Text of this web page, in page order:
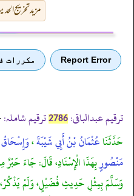
مزید تخریج
Report Error مكررات
ترقیم عبدالباقی: 2786 ترقیم شاملہ:
حَدَّثَنَاعُثْمَانُ بْنُ أَبِي شَيْبَةَ،
مَنْصُورٍبِهَذَا الْإِسْنَادِ، قَالَ: جَاءَ حَبْرٌ
وَسَلَّمَ بِمِثْلِ حَدِيثِ فُضَيْلٍ، وَلَمْ